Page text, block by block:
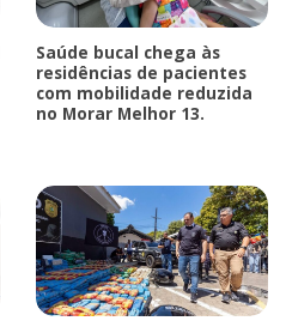
Saúde bucal chega às
residências de pacientes
com mobilidade reduzida
no Morar Melhor 13.